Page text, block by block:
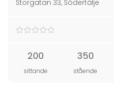
Storgatan 33, Södertälje
200
sittande
350
stående